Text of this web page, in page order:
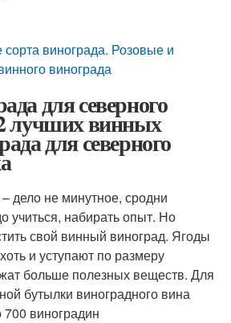
винограда. Розовые и
винограда
для северного
лучших винных
для северного
дело не минутное, сродни
учиться, набирать опыт. Но
свой винный виноград. Ягоды
и уступают по размеру
больше полезных веществ. Для
бутылки виноградного вина
виноградин